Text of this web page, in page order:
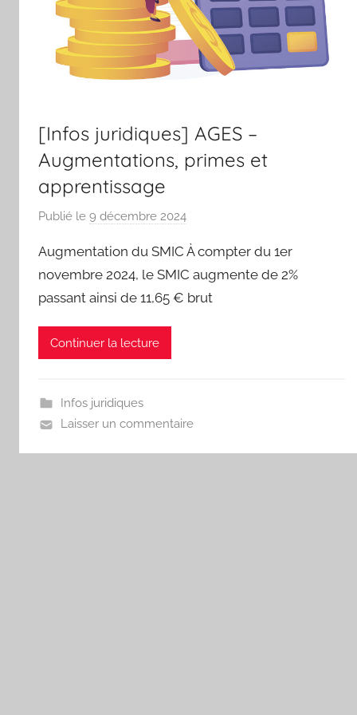
[Infos juridiques] AGES –
Augmentations, primes et
apprentissage
Publié le 9 décembre 2024
r
S
p
a
Augmentation du SMIC À compter du 1er
novembre 2024, le SMIC augmente de 2%
passant ainsi de 11,65 € brut
Continuer la lecture
Infos juridiques
Laisser un commentaire